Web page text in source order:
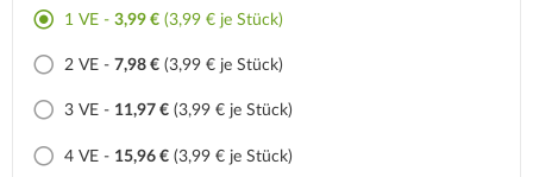
1 VE - 3,99 € (3,99 € je Stück)
2 VE - 7,98 € (3,99 € je Stück)
3 VE - 11,97 € (3,99 € je Stück)
4 VE - 15,96 € (3,99 € je Stück)